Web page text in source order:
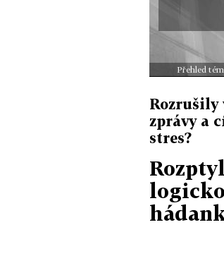
Přehled
Rozrušily
zprávy a
stres?